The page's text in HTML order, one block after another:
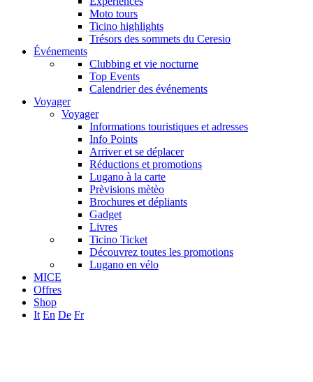
Moto tours
Ticino highlights
Trésors des sommets du Ceresio
Événements
Clubbing et vie nocturne
Top Events
Calendrier des événements
Voyager
Voyager
Informations touristiques et adresses
Info Points
Arriver et se déplacer
Réductions et promotions
Lugano à la carte
Prèvisions mètèo
Brochures et dépliants
Gadget
Livres
Ticino Ticket
Découvrez toutes les promotions
Lugano en vélo
MICE
Offres
Shop
It En De Fr